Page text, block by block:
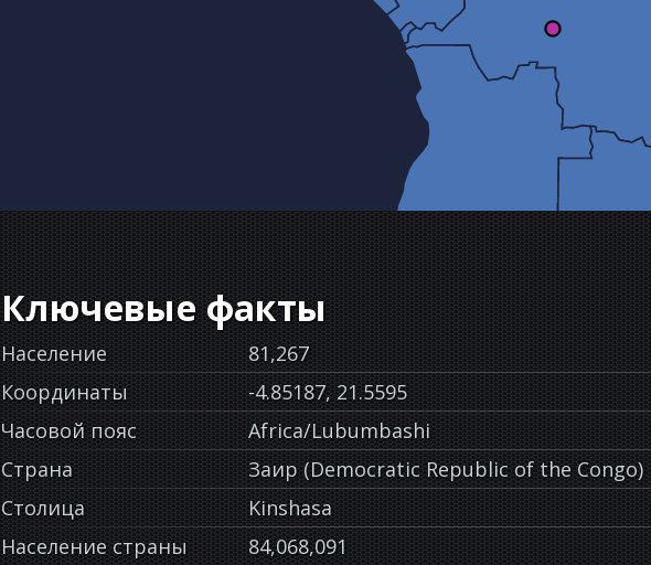
Ключевые факты
Население
81,267
Координаты
-4.85187, 21.5595
Часовой пояс
Africa/Lubumbashi
Страна
Заир (Democratic Republic of the Congo)
Столица
Kinshasa
Население страны
84,068,091